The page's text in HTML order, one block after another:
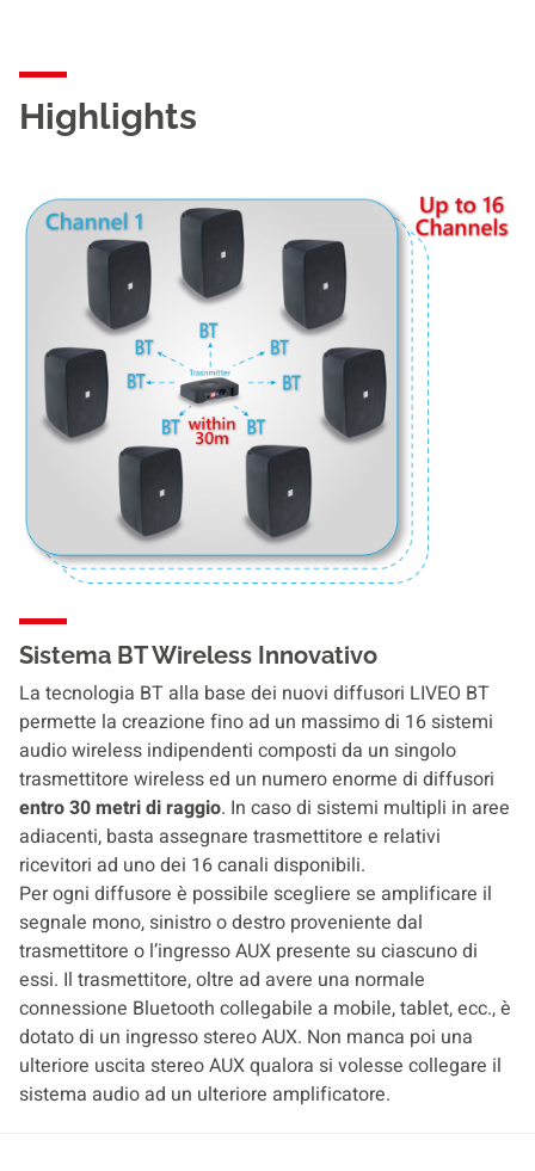
Highlights
Sistema BT Wireless Innovativo
La tecnologia BT alla base dei nuovi diffusori LIVEO BT
permette la creazione fino ad un massimo di 16 sistemi
audio wireless indipendenti composti da un singolo
trasmettitore wireless ed un numero enorme di diffusori
entro 30 metri di raggio. In caso di sistemi multipli in aree
adiacenti, basta assegnare trasmettitore e relativi
ricevitori ad uno dei 16 canali disponibili.
Per ogni diffusore è possibile scegliere se amplificare il
segnale mono, sinistro o destro proveniente dal
trasmettitore o l’ingresso AUX presente su ciascuno di
essi. Il trasmettitore, oltre ad avere una normale
connessione Bluetooth collegabile a mobile, tablet, ecc., è
dotato di un ingresso stereo AUX. Non manca poi una
ulteriore uscita stereo AUX qualora si volesse collegare il
sistema audio ad un ulteriore amplificatore.